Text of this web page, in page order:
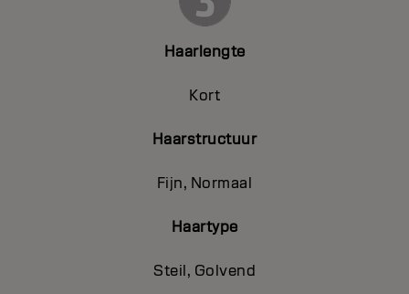
Haarlengte
Kort
Haarstructuur
Fijn, Normaal
Haartype
Steil, Golvend